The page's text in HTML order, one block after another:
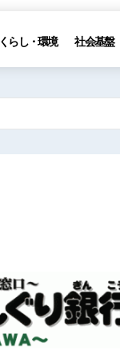
くらし・環境 社会基盤